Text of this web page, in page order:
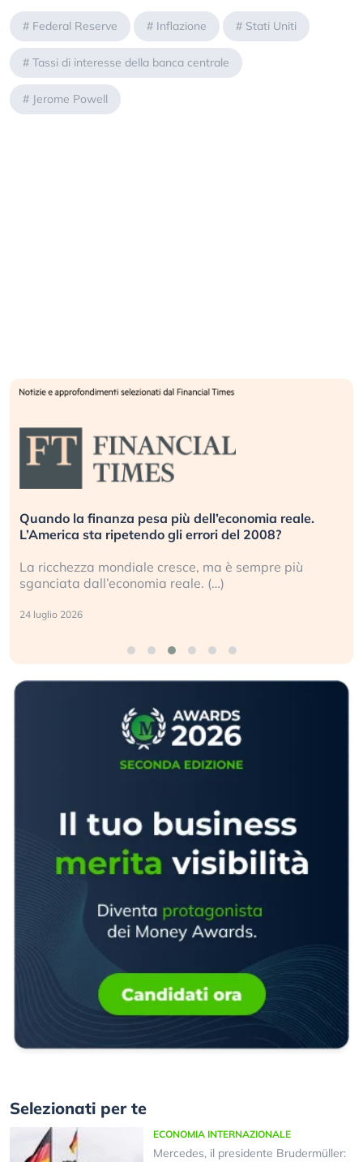
# Federal Reserve # Inflazione # Stati Uniti
# Tassi di interesse della banca centrale
# Jerome Powell
reale.
più
Russia e Cina pronti a spegnere Starlink.
investitori stanno sottovalutando il
Gli investitori tech continuano a ignorare
geopolitico: il (…)
Selezionati per te
ECONOMIA INTERNAZIONALE
Mercedes, il presidente Brudermüller: